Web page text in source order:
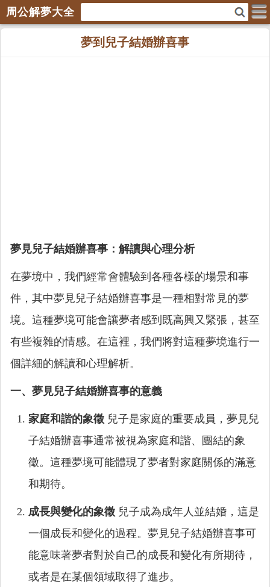
周公解夢大全
夢到兒子結婚辦喜事
夢見兒子結婚辦喜事：解讀與心理分析
在夢境中，我們經常會體驗到各種各樣的場景和事
件，其中夢見兒子結婚辦喜事是一種相對常見的夢
境。這種夢境可能會讓夢者感到既高興又緊張，甚至
有些複雜的情感。在這裡，我們將對這種夢境進行一
個詳細的解讀和心理解析。
一、夢見兒子結婚辦喜事的意義
家庭和諧的象徵 兒子是家庭的重要成員，夢見兒
子結婚辦喜事通常被視為家庭和諧、團結的象
徵。這種夢境可能體現了夢者對家庭關係的滿意
和期待。
成長與變化的象徵 兒子成為成年人並結婚，這是
一個成長和變化的過程。夢見兒子結婚辦喜事可
能意味著夢者對於自己的成長和變化有所期待，
或者是在某個領域取得了進步。